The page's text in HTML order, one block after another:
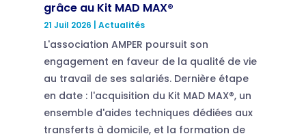
grâce au Kit MAD MAX®
21 Juil 2026 Actualités
L'association AMPER poursuit son
engagement en faveur de la qualité de vie
au travail de ses salariés. Dernière étape
en date : l'acquisition du Kit MAD MAX®, un
ensemble d'aides techniques dédiées aux
transferts à domicile, et la formation de